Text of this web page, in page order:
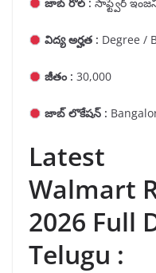
జాబ్ రోల్ : సాఫ్ట్వేర్
విద్య అర్హత : Degree /
జీతం : 30,000
జాబ్ లొకేషన్ :
Latest
Walmart
2026 Full
Telugu :